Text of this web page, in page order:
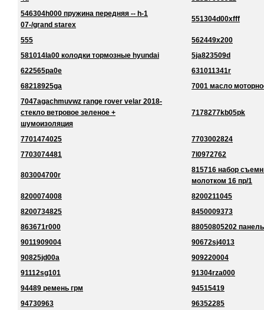
546304h000 пружина передняя -- h-1
07-/grand starex
551304d00xfff
555
562449x200
581014la00 колодки тормозные hyundai
5ja823509d
622565pa0e
631011341r
68218925ga
7001 масло
7047agachmuvwz range rover velar 2018-
стекло ветровое зеленое +
шумоизоляция
7178277kb05pk
7701474025
7703002824
7703074481
7l0972762
803004700r
815716 набор
молотком 16 пр/1
8200074008
8200211045
8200734825
8450009373
863671r000
88050805202
9011909004
90672sj4013
90825jd00a
909220004
91112sg101
91304rza000
94489 ремень грм
94515419
94730963
96352285